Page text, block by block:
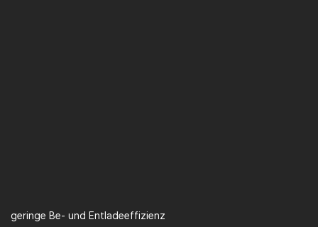
geringe Be- und Entladeeffizienz